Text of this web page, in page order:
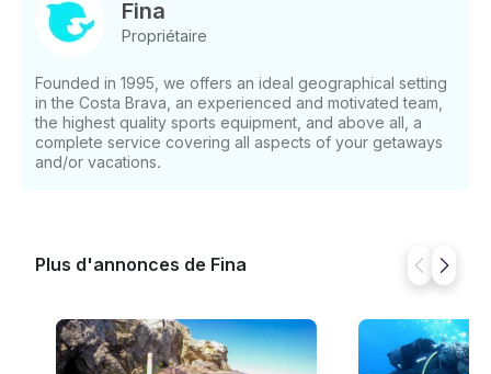
Fina
Propriétaire
Founded in 1995, we offers an ideal geographical setting
in the Costa Brava, an experienced and motivated team,
the highest quality sports equipment, and above all, a
complete service covering all aspects of your getaways
and/or vacations.
Plus d'annonces de Fina